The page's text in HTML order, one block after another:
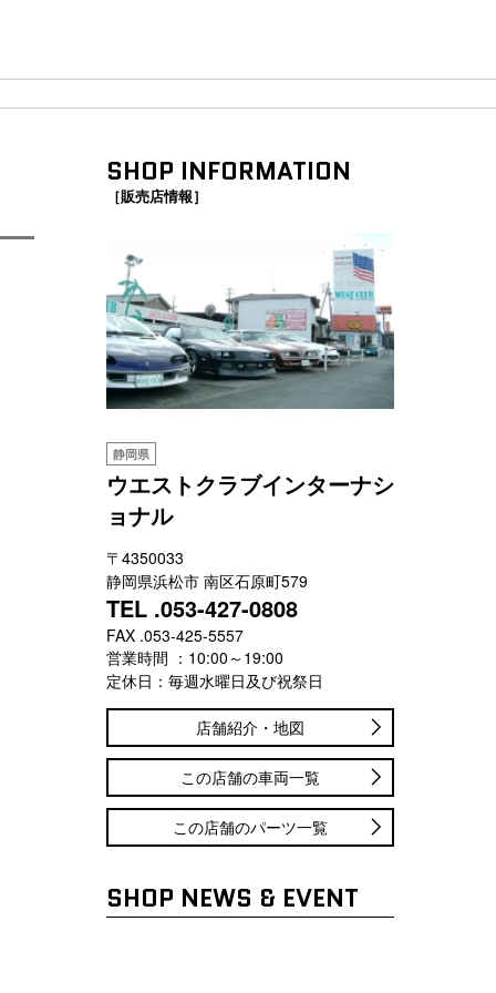
SHOP INFORMATION
［販売店情報］
静岡県
ウエストクラブインターナシ
ョナル
〒4350033
静岡県浜松市 南区石原町579
TEL .053-427-0808
FAX .053-425-5557
営業時間 ：10:00～19:00
定休日：毎週水曜日及び祝祭日
店舗紹介・地図
この店舗の車両一覧
この店舗のパーツ一覧
SHOP NEWS & EVENT